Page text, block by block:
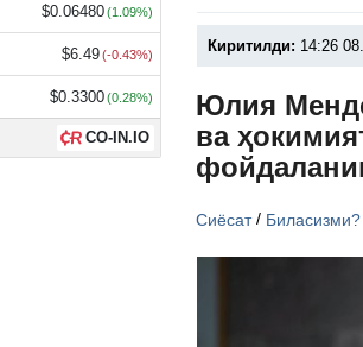
$0.06480 (1.09%)
$6.49 (-0.43%)
$0.3300 (0.28%)
CO-IN.IO
Киритилди: 14:26
Юлия
ва
Сиёсат/ Биласизми?